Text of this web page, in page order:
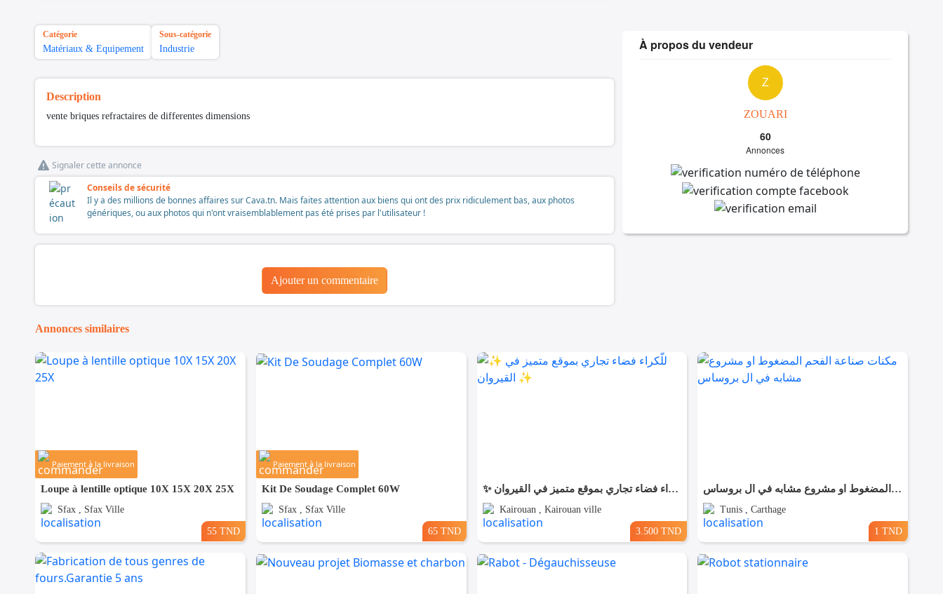
Catégorie
Matériaux & Equipement
Sous-catégorie
Industrie
Description
vente briques refractaires de differentes dimensions
Signaler cette annonce
Conseils de sécurité
Il y a des millions de bonnes affaires sur Cava.tn. Mais faites attention aux biens qui ont des prix ridiculement bas, aux photos
génériques, ou aux photos qui n'ont vraisemblablement pas été prises par l'utilisateur !
Ajouter un commentaire
À propos du vendeur
Z
ZOUARI
60
Annonces
Annonces similaires
Paiement à la livraison
Loupe à lentille optique 10X 15X 20X 25X
Sfax , Sfax Ville
55 TND
Paiement à la livraison
Kit De Soudage Complet 60W
Sfax , Sfax Ville
65 TND
✨ للّكراء فضاء تجاري بموقع متميز في القيروان ✨
Kairouan , Kairouan ville
3.500 TND
مكنات صناعة الفحم المضغوط او مشروع مشابه في ال بروساس
Tunis , Carthage
1 TND